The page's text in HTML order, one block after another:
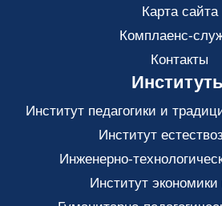
Карта сайта
Комплаенс-
Контакты
Институт педагогики и
Институт
Инженерно-
Институт